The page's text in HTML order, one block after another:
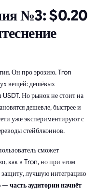
№3: $0.20
Он про эрозию. Tron
вещей: дешёвых
Но рынок не стоит на
дешевле, быстрее и
уже экспериментируют с
стейблкоинов.
сможет
как в Tron, но при этом
защиту, лучшую интеграцию
— часть аудитории начнёт